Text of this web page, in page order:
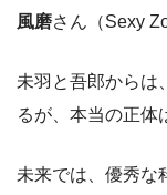
風磨さん（Sexy
未羽と吾郎からは
るが、本当の正体
未来では、優秀な